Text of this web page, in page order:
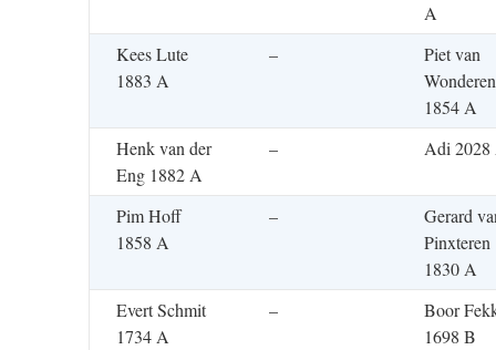
A
Kees Lute
1883 A
–
Piet van
Wonderen
1854 A
Henk van der
Eng 1882 A
– Adi 2028
Pim Hoff
1858 A
–
Gerard
Pinxteren
1830 A
Evert Schmit
1734 A
–
Boor
1698 B